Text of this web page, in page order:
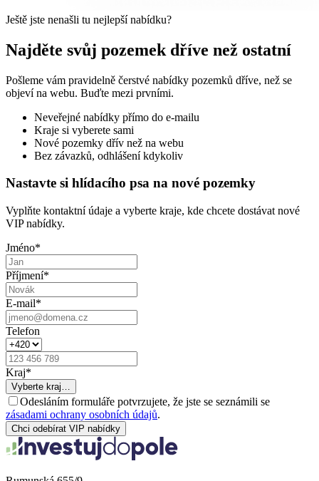
Ještě jste nenašli tu nejlepší nabídku?
Najděte svůj pozemek dříve než ostatní
Pošleme vám pravidelně čerstvé nabídky pozemků dříve, než se
objeví na webu. Buďte mezi prvními.
Neveřejné nabídky přímo do e-mailu
Kraje si vyberete sami
Nové pozemky dřív než na webu
Bez závazků, odhlášení kdykoliv
Nastavte si hlídacího psa na nové pozemky
Vyplňte kontaktní údaje a vyberte kraje, kde chcete dostávat nové
VIP nabídky.
Jméno*
Příjmení*
E-mail*
Telefon
Kraj*
Vyberte kraj…
Odesláním formuláře potvrzujete, že jste se seznámili se
zásadami ochrany osobních údajů.
Chci odebírat VIP nabídky